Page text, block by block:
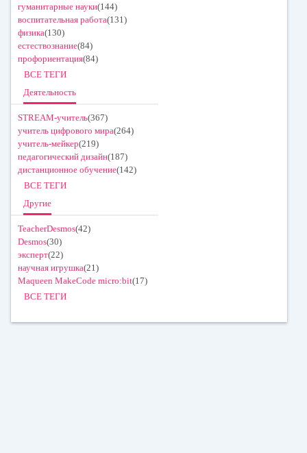
гуманитарные науки(144)
воспитательная работа(131)
физика(130)
естествознание(84)
профориентация(84)
ВСЕ ТЕГИ
Деятельность
STREAM-учитель(367)
учитель цифрового мира(264)
учитель-мейкер(219)
педагогический дизайн(187)
дистанционное обучение(142)
ВСЕ ТЕГИ
Другие
TeacherDesmos(42)
Desmos(30)
эксперт(22)
научная игрушка(21)
Maqueen MakeCode micro:bit(17)
ВСЕ ТЕГИ